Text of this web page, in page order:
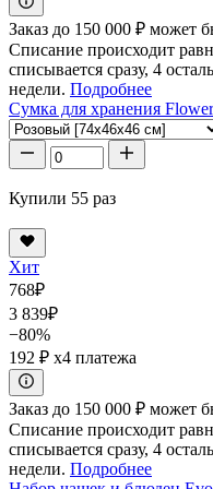
Заказ до 150 000 ₽ может
Списание происходит
списывается сразу, 4
недели. Подробнее
Сумка для хранения
Купили 55 раз
Хит
768₽
3 839₽
−80%
192 ₽ x4 платежа
Заказ до 150 000 ₽ может
Списание происходит
списывается сразу, 4
недели. Подробнее